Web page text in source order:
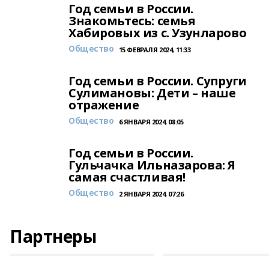
Год семьи в России.
Знакомьтесь: семья
Хабировых из с. Узунларово
Общество 15 ФЕВРАЛЯ 2024, 11:33
Год семьи в России. Супруги
Сулимановы: Дети – наше
отражение
Общество 6 ЯНВАРЯ 2024, 08:05
Год семьи в России.
Гульчачка Ильназарова: Я
самая счастливая!
Общество 2 ЯНВАРЯ 2024, 07:26
Партнеры